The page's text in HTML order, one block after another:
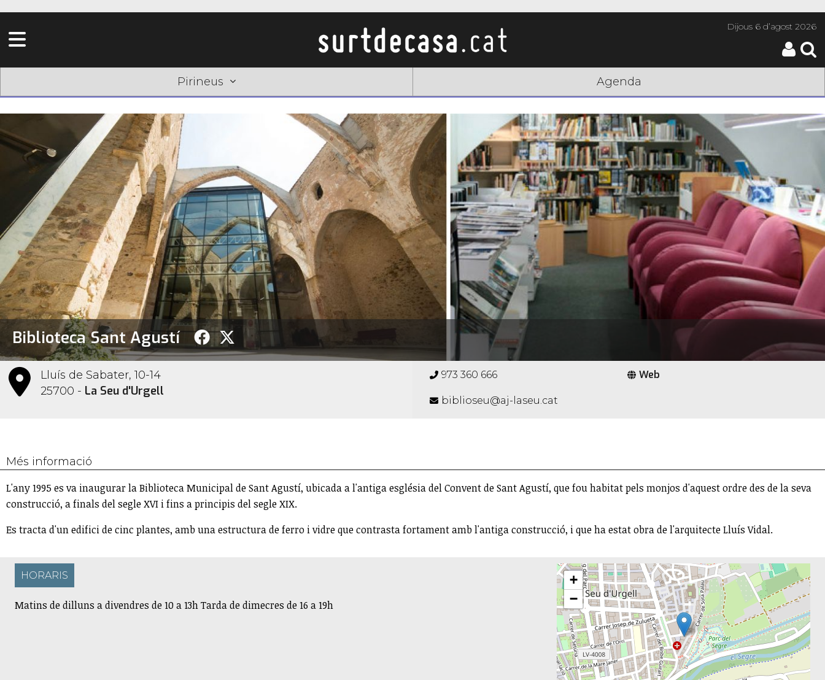
Dijous6 d’agost 2026
Pirineus Agenda
Biblioteca Sant Agustí
Lluís de Sabater, 10-14
25700 - La Seu d'Urgell
973 360 666 Web
biblioseu@aj-laseu.cat
Més informació
L'any 1995 es va inaugurar la Biblioteca Municipal de Sant Agustí, ubicada a l'antiga església del Convent de Sant Agustí, que fou habitat pels monjos d'aquest ordre des de la seva
construcció, a finals del segle XVI i fins a principis del segle XIX.
Es tracta d'un edifici de cinc plantes, amb una estructura de ferro i vidre que contrasta fortament amb l'antiga construcció, i que ha estat obra de l'arquitecte Lluís Vidal.
HORARIS
Matins de dilluns a divendres de 10 a 13h Tarda de dimecres de 16 a 19h
+
−